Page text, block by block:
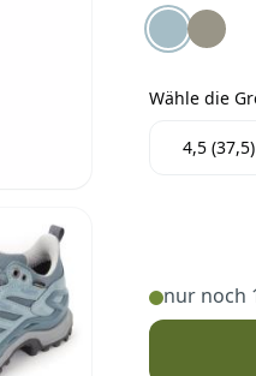
Farbe
LowaLowa
Wähle die
4,5 (37,5)
nur noch